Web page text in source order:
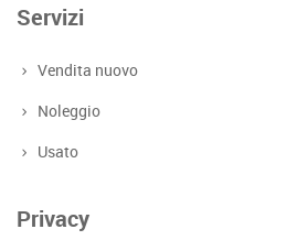
Servizi
Vendita nuovo
Noleggio
Usato
Privacy